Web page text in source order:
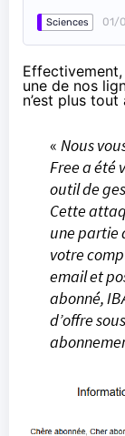
Sciences 01/
une de nos
n’est plus
« Nous
Free a été
outil de
Cette
une partie
votre
email et
abonné,
d’offre